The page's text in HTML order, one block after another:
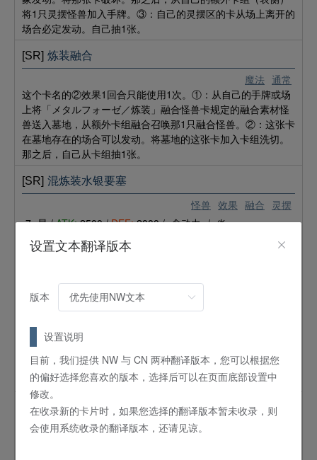
将1只灵摆怪兽加入手牌。③：自己的灵摆区的卡从场上离开的
场合必定发动。自己抽1张。
魔法 通常
[SR] 炼装融合
这个卡名的②效果1回合只能使用1次。①：从自己的手牌或场
上将「メタルフォーゼ／炼装」融合怪兽卡规定的融合素材怪
兽送入墓地，从额外卡组融合召唤那1只融合怪兽。②：这张卡
在墓地存在的场合可以发动。将墓地的这张卡加入卡组洗切。
那之后，自己从卡组抽1张。
怪兽 效果 融合 灵摆
[SR] 混炼装水银要塞
7 星 /ATK:2500 /DEF:2000 / 念动力 / 炎
灵摆效果：这个卡名的灵摆效果1回合只能使用1次。①：自己
场上的表侧表示的「メタルフォーゼ／炼装」卡被效果破坏的
怪兽效果：「メタルフォーゼ／炼装」怪兽+融合怪兽
卡组特殊召唤成功的场合，可以以对手场上的1张卡为对象发
动。使自己的额外卡组的2只表侧表示的灵摆怪兽返回卡组，将
对象卡破坏。②：怪兽区的这张卡被破坏的场合可以发动。将
这张卡放置到自己的灵摆区。
[SR] 炼装隐火
设置文本翻译版本
版本
设置说明
目前，我们提供 NW 与 CN 两种翻译版本，您可以根据您
的偏好选择您喜欢的版本，选择后可以在页面底部设置中
修改。
在收录新的卡片时，如果您选择的翻译版本暂未收录，则
会使用系统收录的翻译版本，还请见谅。